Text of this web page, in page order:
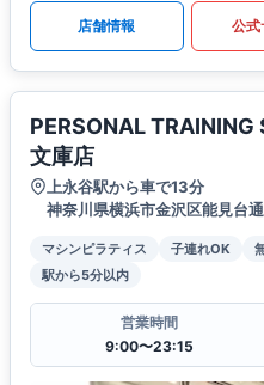
店舗情報 公式
PERSONAL TRAINING
文庫店
上永谷駅から車で13分
神奈川県横浜市金沢区能見台
マシンピラティス 子連れOK
駅から5分以内
営業時間
9:00〜23:15